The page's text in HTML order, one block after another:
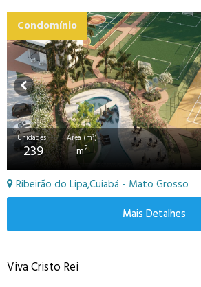
Condomínio
Unidades
239
Área (m²)
m2
Ribeirão do Lipa,Cuiabá - Mato Grosso
Mais Detalhes
Viva Cristo Rei